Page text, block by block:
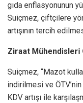
gıda enflasyonunun
Suiçmez, çiftçilere
artışının tercih
Ziraat Mühendisleri
Suiçmez, “Mazot
indirilmesi ve
KDV artışı ile